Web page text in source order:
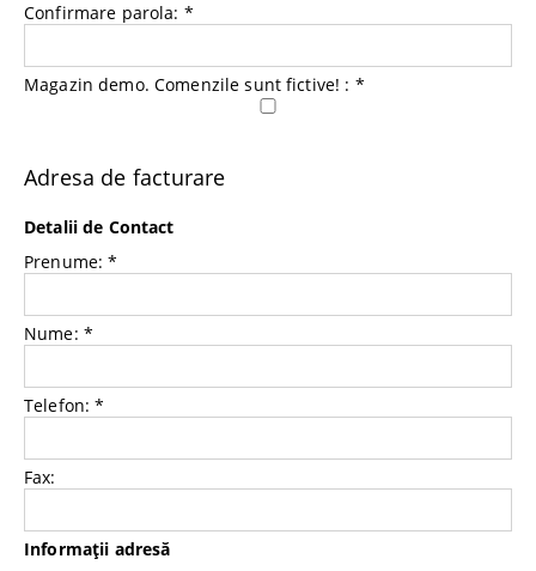
Confirmare parola: *
Magazin demo. Comenzile sunt fictive! : *
Adresa de facturare
Detalii de Contact
Prenume:*
Nume: *
Telefon:*
Fax:
Informaţii adresă